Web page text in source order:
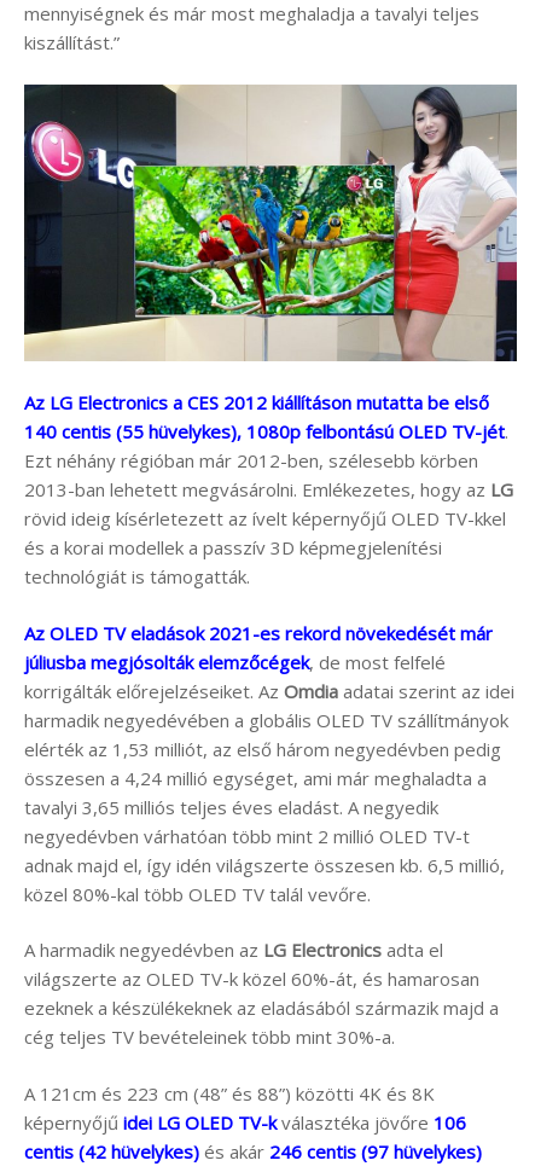
mennyiségnek és már most meghaladja a tavalyi teljes
kiszállítást.”
Az LG Electronics a CES 2012 kiállításon mutatta be első
140 centis (55 hüvelykes), 1080p felbontású OLED TV-jét.
Ezt néhány régióban már 2012-ben, szélesebb körben
2013-ban lehetett megvásárolni. Emlékezetes, hogy az LG
rövid ideig kísérletezett az ívelt képernyőjű OLED TV-kkel
és a korai modellek a passzív 3D képmegjelenítési
technológiát is támogatták.
Az OLED TV eladások 2021-es rekord növekedését már
júliusba megjósolták elemzőcégek, de most felfelé
korrigálták előrejelzéseiket. Az Omdia adatai szerint az idei
harmadik negyedévében a globális OLED TV szállítmányok
elérték az 1,53 milliót, az első három negyedévben pedig
összesen a 4,24 millió egységet, ami már meghaladta a
tavalyi 3,65 milliós teljes éves eladást. A negyedik
negyedévben várhatóan több mint 2 millió OLED TV-t
adnak majd el, így idén világszerte összesen kb. 6,5 millió,
közel 80%-kal több OLED TV talál vevőre.
A harmadik negyedévben az LG Electronics adta el
világszerte az OLED TV-k közel 60%-át, és hamarosan
ezeknek a készülékeknek az eladásából származik majd a
cég teljes TV bevételeinek több mint 30%-a.
A 121cm és 223 cm (48” és 88”) közötti 4K és 8K
képernyőjű idei LG OLED TV-kválasztéka jövőre 106
centis (42 hüvelykes) és akár 246 centis (97 hüvelykes)